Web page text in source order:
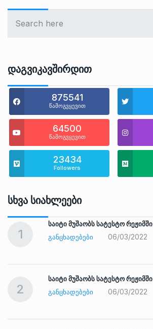
Დაგვიკავშირდით
875541
წამოგვყევით
64500
წამოგვყევით
23434
Followers
Სხვა Სიახლეები
1
საიტი მუშაობს სატესტო რეჟიმში
ᲒᲐᲜᲪᲮᲐᲓᲔᲑᲔᲑᲘ
06/03/2022
2
საიტი მუშაობს სატესტო რეჟიმში
ᲒᲐᲜᲪᲮᲐᲓᲔᲑᲔᲑᲘ
06/03/2022